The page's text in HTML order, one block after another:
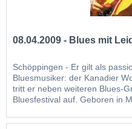
08.04.2009 - Blues mit
Schöppingen - Er gilt als
Bluesmusiker: der Kanadier
tritt er neben weiteren Blues-
Bluesfestival auf. Geboren in
vom Entdecken neuer